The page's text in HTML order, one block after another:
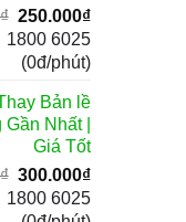
₫ Giá
gốc
là:
250.000₫Giá
hiện
tại
250.000₫.
1800 6025
(0đ/phút)
Bản lề
Nhất |
Giá Tốt
₫ Giá
gốc
300.000₫Giá
hiện
1800 6025